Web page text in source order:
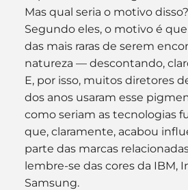
Mas qual seria o motivo disso?
Segundo eles, o motivo é
das mais raras de serem
natureza — descontando,
E, por isso, muitos diretores
dos anos usaram esse
como seriam as tecnologias
que, claramente, acabou
parte das marcas
lembre-se das cores da IBM,
Samsung.